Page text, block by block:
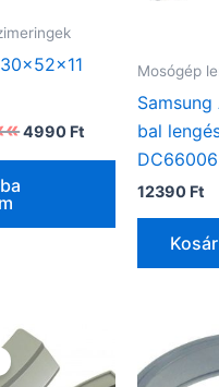
Original
price
was:
4990 Ft Current
is:
4990 Ft.
Mosógép
bal
12390 Ft